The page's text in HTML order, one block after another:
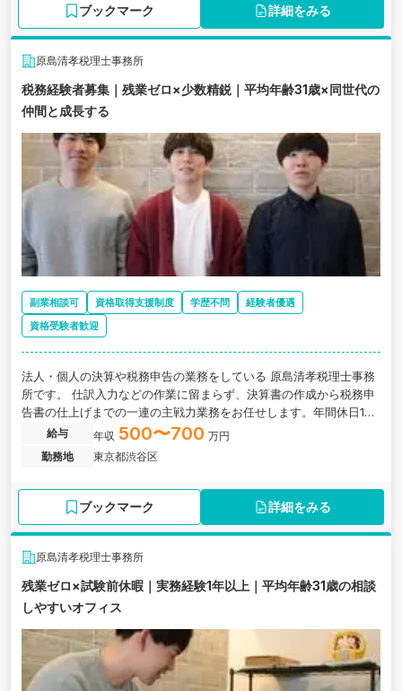
ブックマーク 詳細をみる
原島清孝税理士事務所
税務経験者募集｜残業ゼロ×少数精鋭｜平均年齢31歳×同世代の
仲間と成長する
副業相談可 資格取得支援制度 学歴不問
経験者優遇
資格受験者歓迎
法人・個人の決算や税務申告の業務をしている 原島清孝税理士事務
所です。 仕訳入力などの作業に留まらず、決算書の作成から税務申
告書の仕上げまでの一連の主戦力業務をお任せします。年間休日125
日以上、残業ゼロで両立も安心。
給与 年収 500〜700 万円
勤務地
東京都渋谷区
ブックマーク 詳細をみる
原島清孝税理士事務所
残業ゼロ×試験前休暇｜実務経験1年以上｜平均年齢31歳の相談
しやすいオフィス